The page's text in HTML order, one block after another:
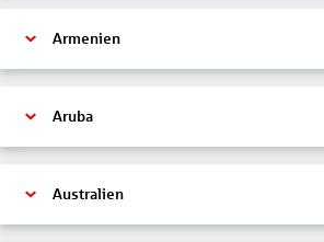
Armenien
Aruba
Australien